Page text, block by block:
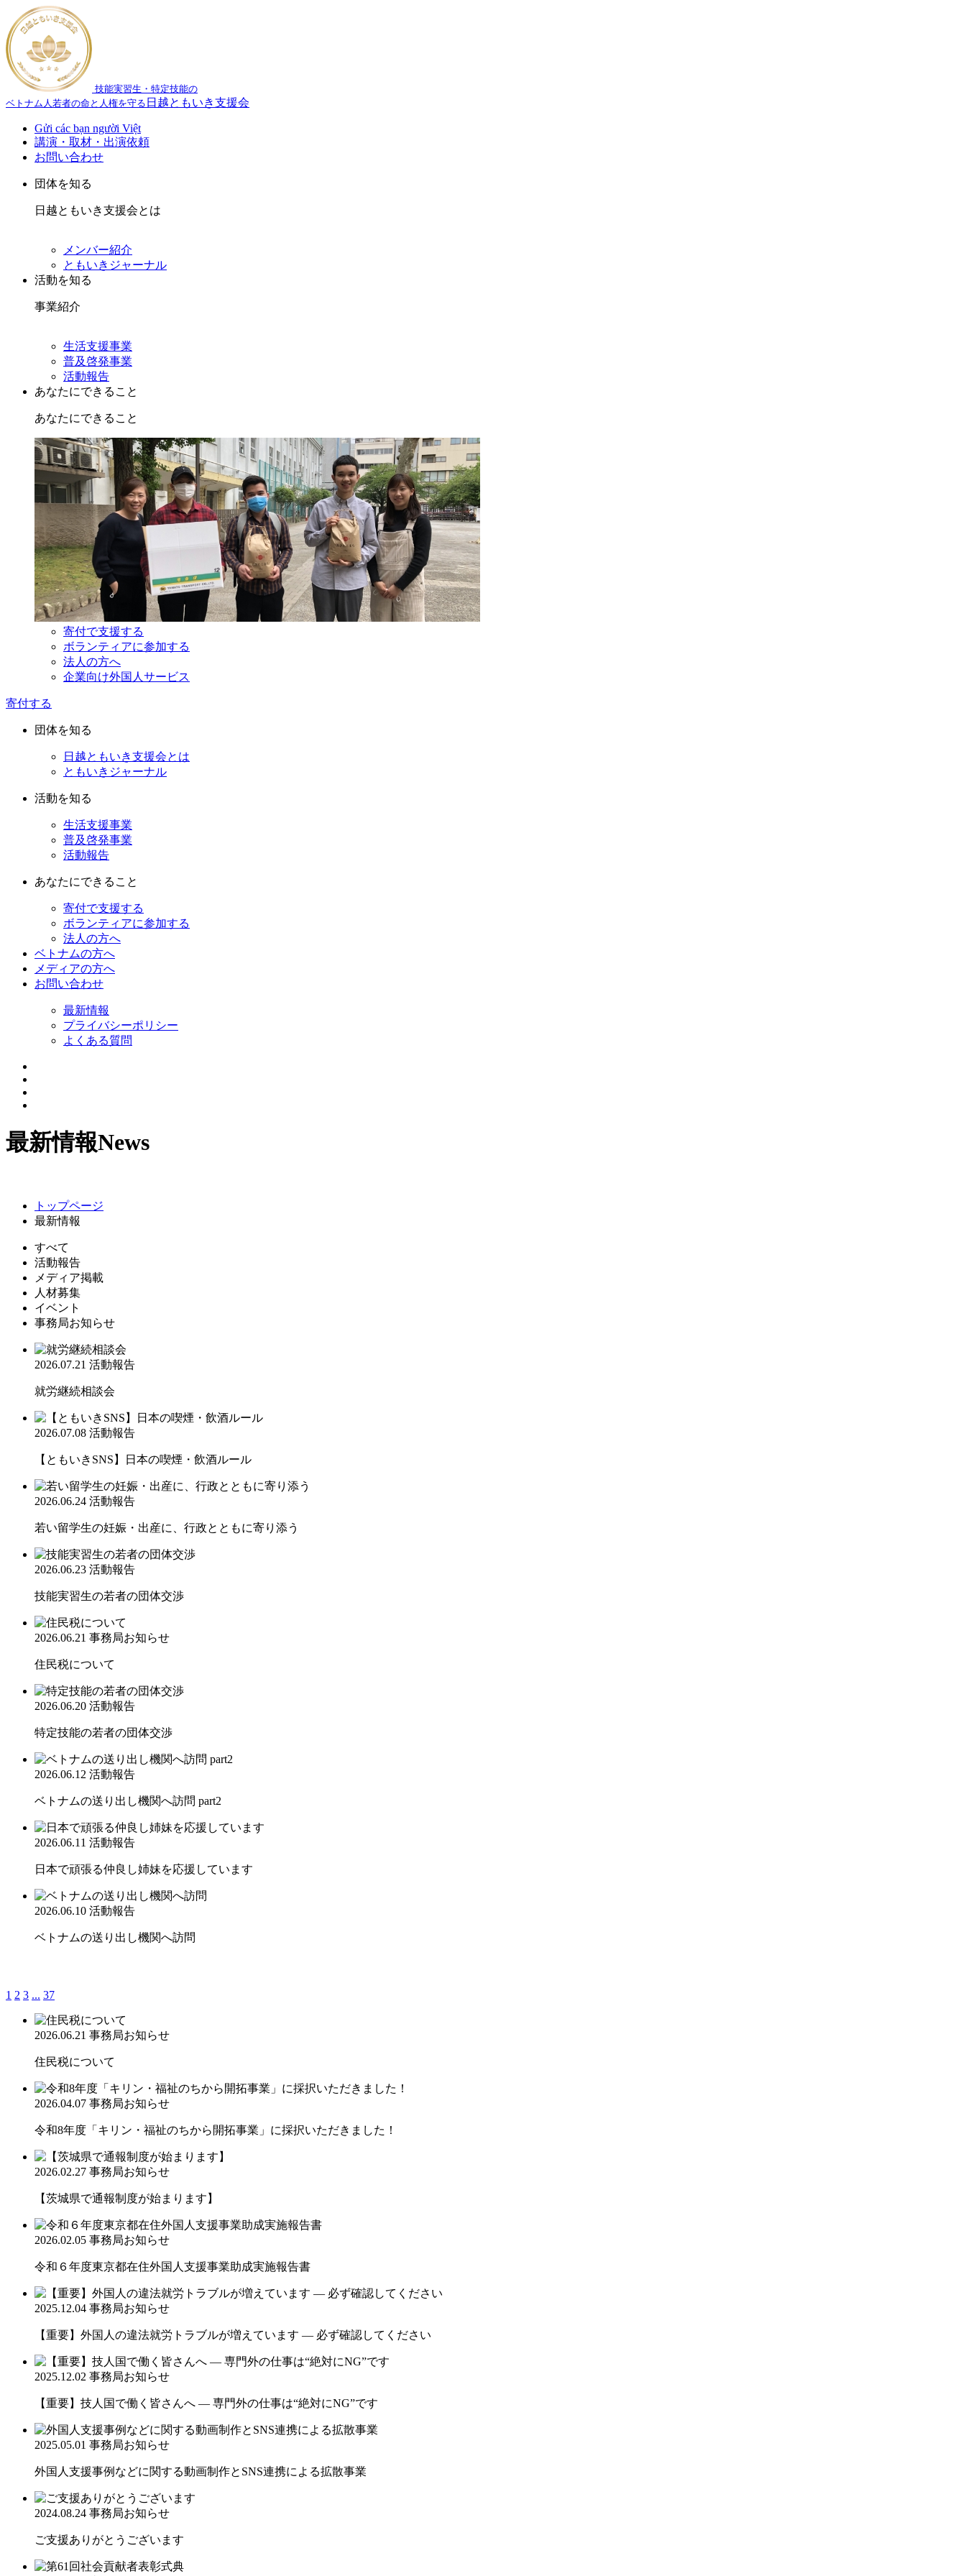
技能実習生・特定技能の
ベトナム人若者の命と人権を守る 日越ともいき支援会
Gửi các bạn người Việt
講演・取材・出演依頼
お問い合わせ
団体を知る
日越ともいき支援会とは
メンバー紹介
ともいきジャーナル
活動を知る
事業紹介
生活支援事業
普及啓発事業
活動報告
あなたにできること
あなたにできること
寄付で支援する
ボランティアに参加する
法人の方へ
企業向け外国人サービス
寄付する
団体を知る
日越ともいき支援会とは
ともいきジャーナル
活動を知る
生活支援事業
普及啓発事業
活動報告
あなたにできること
寄付で支援する
ボランティアに参加する
法人の方へ
ベトナムの方へ
メディアの方へ
お問い合わせ
最新情報
プライバシーポリシー
よくある質問
最新情報News
トップページ
最新情報
すべて
活動報告
メディア掲載
人材募集
イベント
事務局お知らせ
2026.07.21 活動報告
就労継続相談会
2026.07.08 活動報告
【ともいきSNS】日本の喫煙・飲酒ルール
2026.06.24 活動報告
若い留学生の妊娠・出産に、行政とともに寄り添う
2026.06.23 活動報告
技能実習生の若者の団体交渉
2026.06.21 事務局お知らせ
住民税について
2026.06.20 活動報告
特定技能の若者の団体交渉
2026.06.12 活動報告
ベトナムの送り出し機関へ訪問 part2
2026.06.11 活動報告
日本で頑張る仲良し姉妹を応援しています
2026.06.10 活動報告
ベトナムの送り出し機関へ訪問
1 2 3 ... 37
2026.06.21 事務局お知らせ
住民税について
2026.04.07 事務局お知らせ
令和8年度「キリン・福祉のちから開拓事業」に採択いただきました！
2026.02.27 事務局お知らせ
【茨城県で通報制度が始まります】
2026.02.05 事務局お知らせ
令和６年度東京都在住外国人支援事業助成実施報告書
2025.12.04 事務局お知らせ
【重要】外国人の違法就労トラブルが増えています ― 必ず確認してください
2025.12.02 事務局お知らせ
【重要】技人国で働く皆さんへ ― 専門外の仕事は“絶対にNG”です
2025.05.01 事務局お知らせ
外国人支援事例などに関する動画制作とSNS連携による拡散事業
2024.08.24 事務局お知らせ
ご支援ありがとうございます